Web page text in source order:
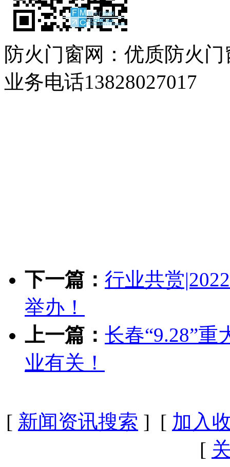
防火门窗网：优质防火
业务电话13828027017
下一篇： 行业共赏
举办！
上一篇： 长春“9.28”
业有关！
[ 新闻资讯搜索 ] [ 加入
[